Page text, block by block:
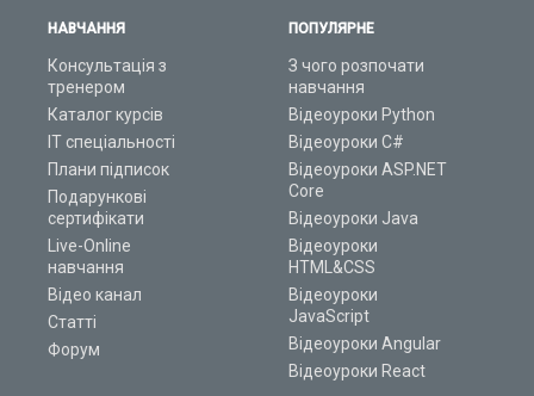
НАВЧАННЯ
Консультація з
тренером
Каталог курсів
ІТ спеціальності
Плани підписок
Подарункові
сертифікати
Live-Online
навчання
Відео канал
Статті
Форум
ПОПУЛЯРНЕ
З чого розпочати
навчання
Відеоуроки Python
Відеоуроки C#
Відеоуроки ASP.NET
Core
Відеоуроки Java
Відеоуроки
HTML&CSS
Відеоуроки
JavaScript
Відеоуроки Angular
Відеоуроки React